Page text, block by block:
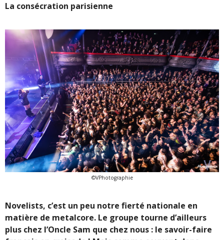
La consécration parisienne
©VPhotographie
Novelists, c’est un peu notre fierté nationale en
matière de metalcore. Le groupe tourne d’ailleurs
plus chez l’Oncle Sam que chez nous : le savoir-faire